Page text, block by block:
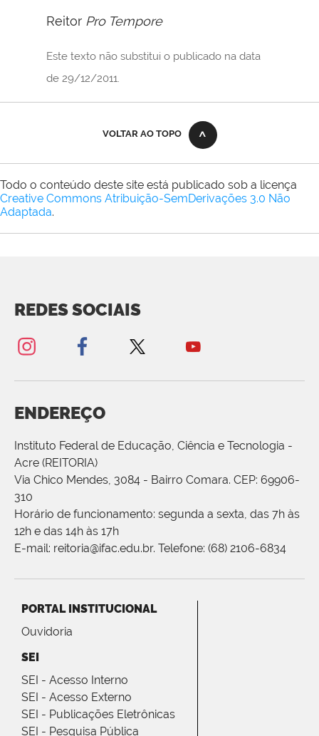
Reitor Pro Tempore
Este texto não substitui o publicado na data
de 29/12/2011.
VOLTAR AO TOPO
Todo o conteúdo deste site está publicado sob a licença
Creative Commons Atribuição-SemDerivações 3.0 Não
Adaptada.
REDES SOCIAIS
ENDEREÇO
Instituto Federal de Educação, Ciência e Tecnologia -
Acre (REITORIA)
Via Chico Mendes, 3084 - Bairro Comara. CEP: 69906-
310
Horário de funcionamento: segunda a sexta, das 7h às
12h e das 14h às 17h
E-mail: reitoria@ifac.edu.br. Telefone: (68) 2106-6834
PORTAL INSTITUCIONAL
Ouvidoria
SEI
SEI - Acesso Interno
SEI - Acesso Externo
SEI - Publicações Eletrônicas
SEI - Pesquisa Pública